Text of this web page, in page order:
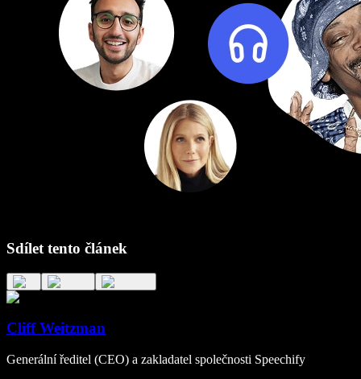
Sdílet tento článek
Cliff Weitzman
Generální ředitel (CEO) a zakladatel společnosti Speechify